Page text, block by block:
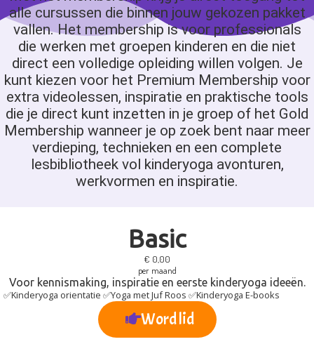
alle cursussen die binnen jouw gekozen pakket
vallen. Het membership is voor professionals
die werken met groepen kinderen en die niet
direct een volledige opleiding willen volgen. Je
kunt kiezen voor het Premium Membership voor
extra videolessen, inspiratie en praktische tools
die je direct kunt inzetten in je groep of het Gold
Membership wanneer je op zoek bent naar meer
verdieping, technieken en een complete
lesbibliotheek vol kinderyoga avonturen,
werkvormen en inspiratie.
Basic
€ 0,00
per maand
Voor kennismaking, inspiratie en eerste kinderyoga ideeën.
✅Kinderyoga orientatie ✅Yoga met Juf Roos ✅Kinderyoga E-books
Word lid